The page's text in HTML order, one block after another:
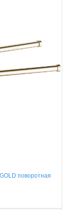
поворотная